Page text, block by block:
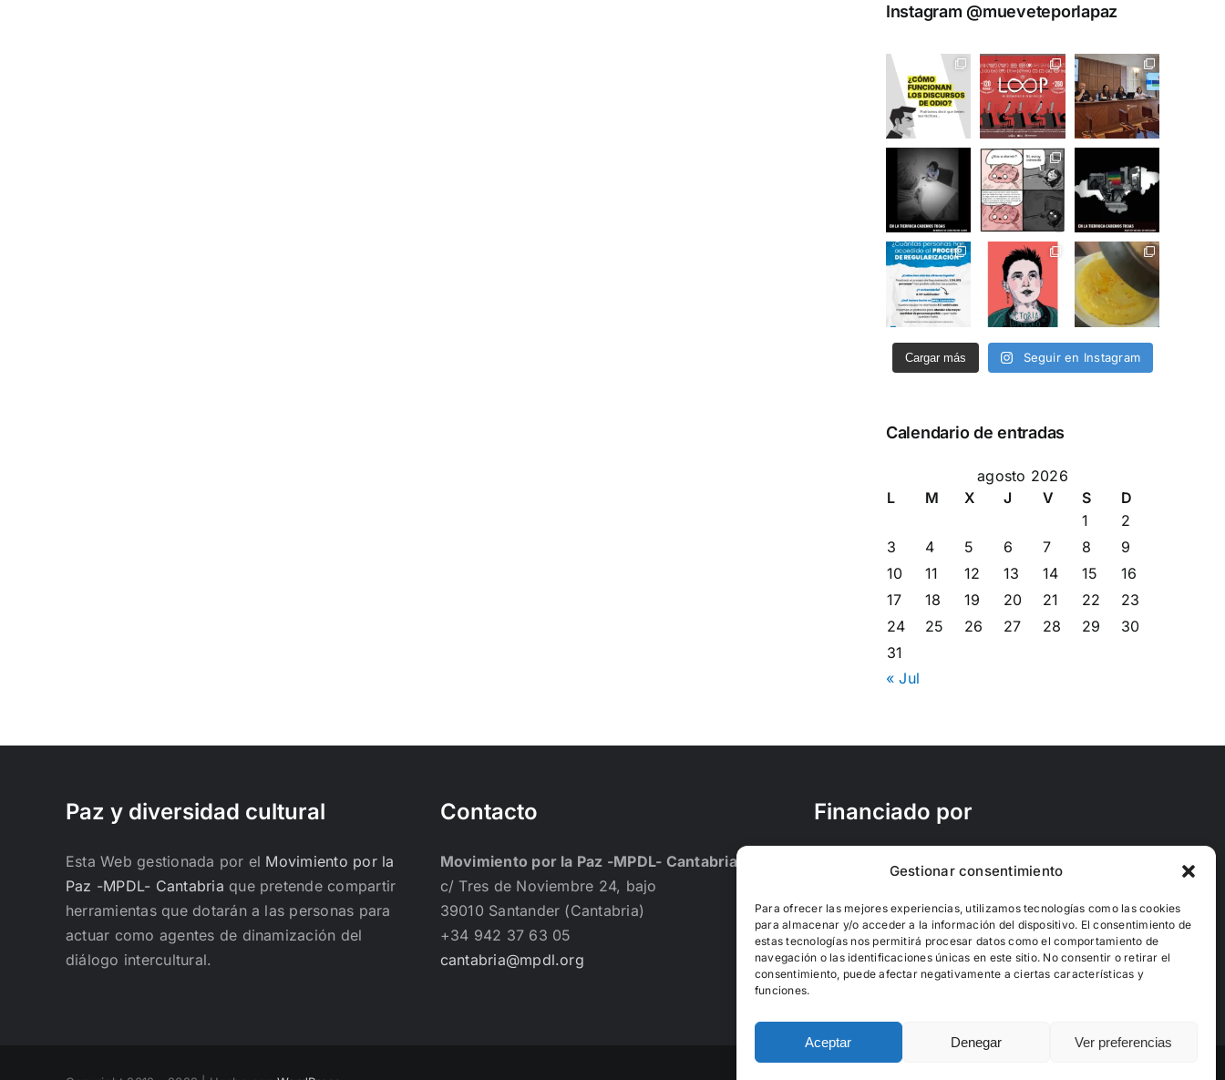
Gestionar consentimiento
Para ofrecer las mejores experiencias, utilizamos tecnologías como las cookies
para almacenar y/o acceder a la información del dispositivo. El consentimiento de
estas tecnologías nos permitirá procesar datos como el comportamiento de
navegación o las identificaciones únicas en este sitio. No consentir o retirar el
consentimiento, puede afectar negativamente a ciertas características y
funciones.
Aceptar Denegar Ver preferencias
Instagram @mueveteporlapaz
Cargar más Seguir en Instagram
Calendario de entradas
agosto 2026
L
M X J V S
D
1
2
3
4 5 6 7 8
9
10
11 12 13 14 15
16
17
18 19 20 21 22
23
24
25 26 27 28 29
30
31
« Jul
Paz y diversidad cultural
Esta Web gestionada por el Movimiento por la
Paz -MPDL- Cantabria que pretende compartir
herramientas que dotarán a las personas para
actuar como agentes de dinamización del
diálogo intercultural.
Contacto
Movimiento por la Paz -MPDL- Cantabria
c/ Tres de Noviembre 24, bajo
39010 Santander (Cantabria)
+34 942 37 63 05
cantabria@mpdl.org
Financiado por